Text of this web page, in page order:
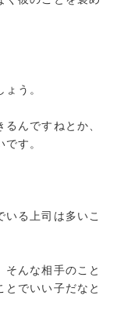
う。
んですねとか、
す。
いる上司は多いこ
そんな相手のこと
とでいい子だなと